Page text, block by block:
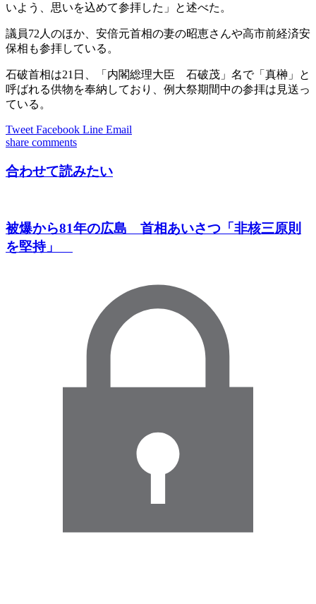
いよう、思いを込めて参拝した」と述べた。
議員72人のほか、安倍元首相の妻の昭恵さんや高市前経済安
保相も参拝している。
石破首相は21日、「内閣総理大臣 石破茂」名で「真榊」と
呼ばれる供物を奉納しており、例大祭期間中の参拝は見送っ
ている。
Tweet Facebook Line Email
share comments
合わせて読みたい
被爆から81年の広島 首相あいさつ「非核三原則
を堅持」